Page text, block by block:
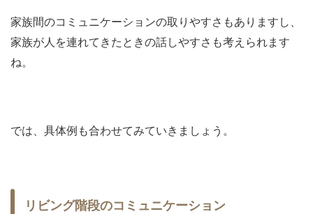
家族間のコミュニケーションの取りやすさもありますし、
家族が人を連れてきたときの話しやすさも考えられます
ね。
では、具体例も合わせてみていきましょう。
リビング階段のコミュニケーション